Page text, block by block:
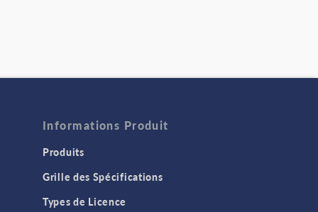
Informations Produit
Produits
Grille des Spécifications
Types de Licence